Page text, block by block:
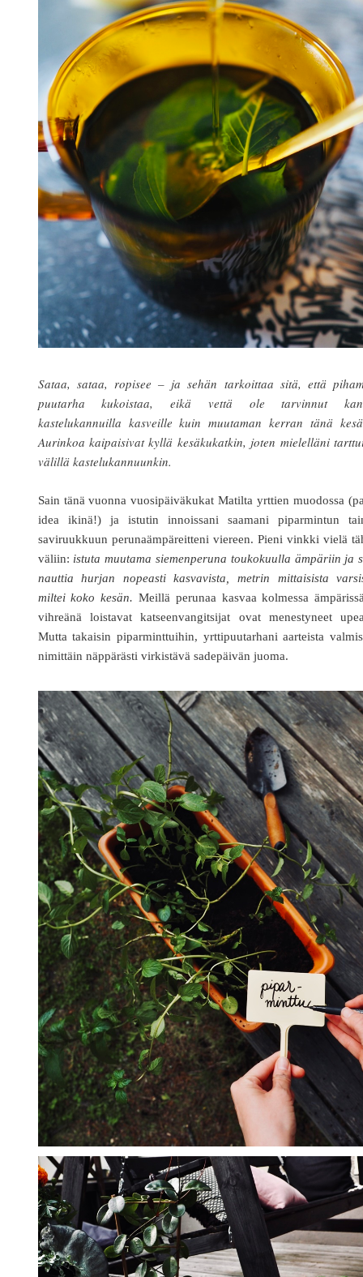
Sataa, sataa, ropisee – ja sehän tarkoittaa sitä, että
puutarha kukoistaa, eikä vettä ole tarvinnut
kastelukannuilla kasveille kuin muutaman kerran tänä
Aurinkoa kaipaisivat kyllä kesäkukatkin, joten mielelläni
välillä kastelukannuunkin.
Sain tänä vuonna vuosipäiväkukat Matilta yrttien muodossa
idea ikinä!) ja istutin innoissani saamani piparmintun
saviruukkuun perunaämpäreitteni viereen. Pieni vinkki vielä
väliin: istuta muutama siemenperuna toukokuulla ämpäriin ja
nauttia hurjan nopeasti kasvavista, metrin mittaisista
miltei koko kesän. Meillä perunaa kasvaa kolmessa
vihreänä loistavat katseenvangitsijat ovat menestyneet
Mutta takaisin piparminttuihin, yrttipuutarhani aarteista
nimittäin näppärästi virkistävä sadepäivän juoma.